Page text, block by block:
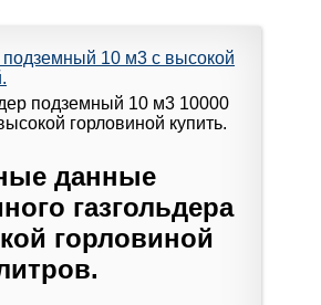
подземный 10 м3 с высокой
данные
газгольдера
горловиной